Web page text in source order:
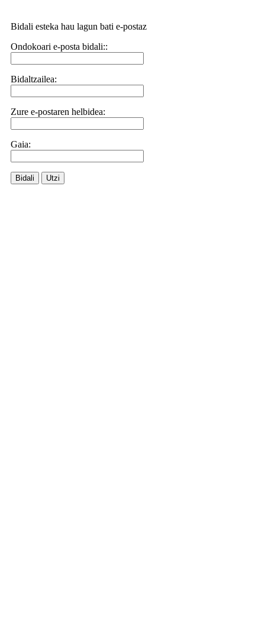
Bidali esteka hau lagun bati e-postaz
Ondokoari e-posta bidali::
Bidaltzailea:
Zure e-postaren helbidea:
Gaia:
Bidali Utzi